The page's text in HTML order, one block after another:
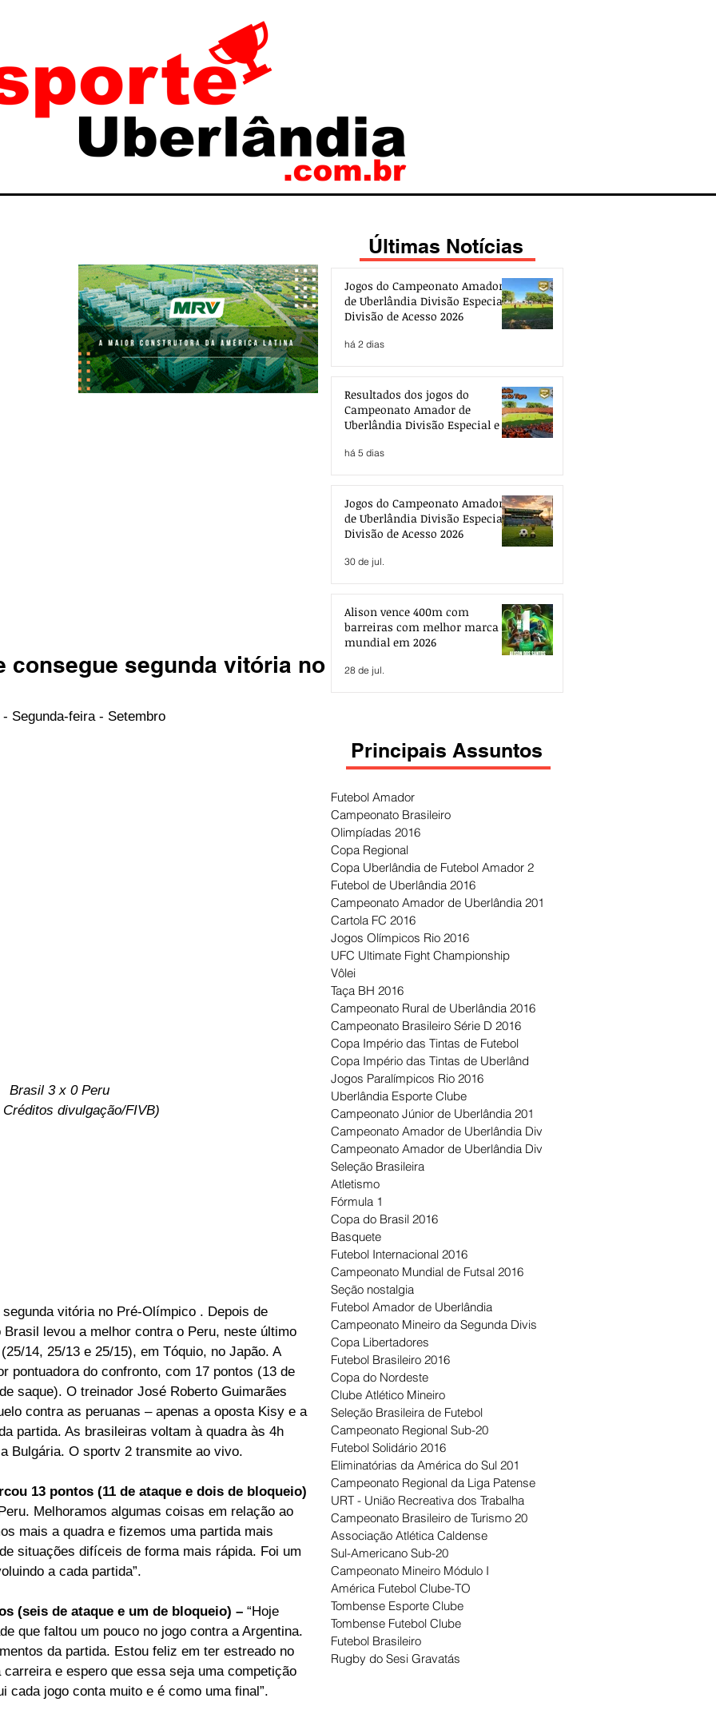
consegue segunda vitória no
Segunda-feira - Setembro
Brasil 3 x 0 Peru
divulgação/FIVB)
vitória no Pré-Olímpico . Depois de
levou a melhor contra o Peru, neste último
14, 25/13 e 25/15), em Tóquio, no Japão. A
pontuadora do confronto, com 17 pontos (13 de
saque). O treinador José Roberto Guimarães
contra as peruanas – apenas a oposta Kisy e a
partida. As brasileiras voltam à quadra às 4h
Bulgária. O sportv 2 transmite ao vivo.
13 pontos (11 de ataque e dois de bloqueio)
Melhoramos algumas coisas em relação ao
mais a quadra e fizemos uma partida mais
situações difíceis de forma mais rápida. Foi um
a cada partida”.
(seis de ataque e um de bloqueio) – “Hoje
que faltou um pouco no jogo contra a Argentina.
da partida. Estou feliz em ter estreado no
e espero que essa seja uma competição
cada jogo conta muito e é como uma final”.
Últimas Notícias
Jogos do Campeonato Amador
de Uberlândia Divisão Especial e
Divisão de Acesso 2026
há 2 dias
Resultados dos jogos do
Campeonato Amador de
Uberlândia Divisão Especial e de
há 5 dias
Jogos do Campeonato Amador
de Uberlândia Divisão Especial e
Divisão de Acesso 2026
30 de jul.
Alison vence 400m com
barreiras com melhor marca
mundial em 2026
28 de jul.
Principais Assuntos
Futebol Amador
Campeonato Brasileiro
Olimpíadas 2016
Copa Regional
Copa Uberlândia de Futebol Amador 2
Futebol de Uberlândia 2016
Campeonato Amador de Uberlândia 201
Cartola FC 2016
Jogos Olímpicos Rio 2016
UFC Ultimate Fight Championship
Vôlei
Taça BH 2016
Campeonato Rural de Uberlândia 2016
Campeonato Brasileiro Série D 2016
Copa Império das Tintas de Futebol
Copa Império das Tintas de Uberlând
Jogos Paralímpicos Rio 2016
Uberlândia Esporte Clube
Campeonato Júnior de Uberlândia 201
Campeonato Amador de Uberlândia Div
Campeonato Amador de Uberlândia Div
Seleção Brasileira
Atletismo
Fórmula 1
Copa do Brasil 2016
Basquete
Futebol Internacional 2016
Campeonato Mundial de Futsal 2016
Seção nostalgia
Futebol Amador de Uberlândia
Campeonato Mineiro da Segunda Divis
Copa Libertadores
Futebol Brasileiro 2016
Copa do Nordeste
Clube Atlético Mineiro
Seleção Brasileira de Futebol
Campeonato Regional Sub-20
Futebol Solidário 2016
Eliminatórias da América do Sul 201
Campeonato Regional da Liga Patense
URT - União Recreativa dos Trabalha
Campeonato Brasileiro de Turismo 20
Associação Atlética Caldense
Sul-Americano Sub-20
Campeonato Mineiro Módulo I
América Futebol Clube-TO
Tombense Esporte Clube
Tombense Futebol Clube
Futebol Brasileiro
Rugby do Sesi Gravatás